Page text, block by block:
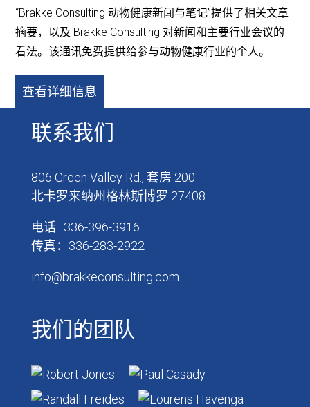
“Brakke Consulting 动物健康新闻与笔记”提供了相关文章
摘要，以及 Brakke Consulting 对新闻和主要行业会议的
看法。该通讯免费提供给参与动物健康行业的个人。
查看详细信息
联系我们
806 Green Valley Rd., 套房 200
北卡罗来纳州格林斯博罗 27408
电话 : 336-396-3916
传真：336-283-2922
info@brakkeconsulting.com
我们的团队